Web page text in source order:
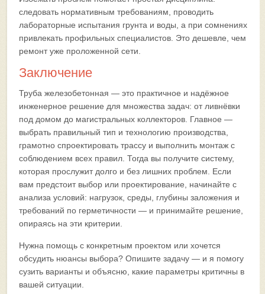
следовать нормативным требованиям, проводить
лабораторные испытания грунта и воды, а при сомнениях
привлекать профильных специалистов. Это дешевле, чем
ремонт уже проложенной сети.
Заключение
Труба железобетонная — это практичное и надёжное
инженерное решение для множества задач: от ливнёвки
под домом до магистральных коллекторов. Главное —
выбрать правильный тип и технологию производства,
грамотно спроектировать трассу и выполнить монтаж с
соблюдением всех правил. Тогда вы получите систему,
которая прослужит долго и без лишних проблем. Если
вам предстоит выбор или проектирование, начинайте с
анализа условий: нагрузок, среды, глубины заложения и
требований по герметичности — и принимайте решение,
опираясь на эти критерии.
Нужна помощь с конкретным проектом или хочется
обсудить нюансы выбора? Опишите задачу — и я помогу
сузить варианты и объясню, какие параметры критичны в
вашей ситуации.